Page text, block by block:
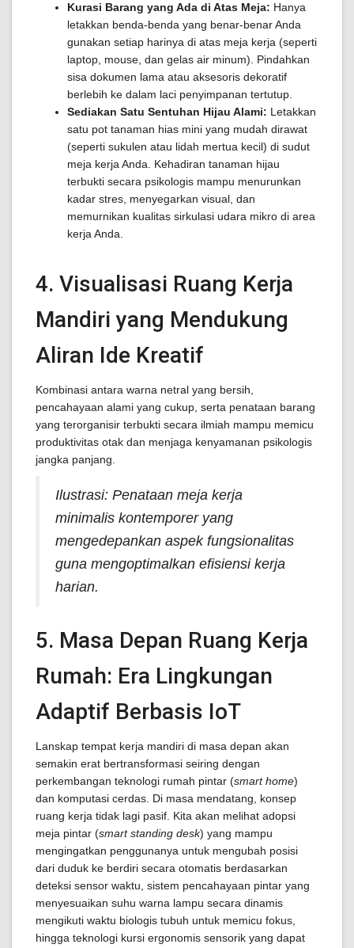
Kurasi Barang yang Ada di Atas Meja: Hanya
letakkan benda-benda yang benar-benar Anda
gunakan setiap harinya di atas meja kerja (seperti
laptop, mouse, dan gelas air minum). Pindahkan
sisa dokumen lama atau aksesoris dekoratif
berlebih ke dalam laci penyimpanan tertutup.
Sediakan Satu Sentuhan Hijau Alami: Letakkan
satu pot tanaman hias mini yang mudah dirawat
(seperti sukulen atau lidah mertua kecil) di sudut
meja kerja Anda. Kehadiran tanaman hijau
terbukti secara psikologis mampu menurunkan
kadar stres, menyegarkan visual, dan
memurnikan kualitas sirkulasi udara mikro di area
kerja Anda.
4. Visualisasi Ruang Kerja
Mandiri yang Mendukung
Aliran Ide Kreatif
Kombinasi antara warna netral yang bersih,
pencahayaan alami yang cukup, serta penataan barang
yang terorganisir terbukti secara ilmiah mampu memicu
produktivitas otak dan menjaga kenyamanan psikologis
jangka panjang.
Ilustrasi: Penataan meja kerja
minimalis kontemporer yang
mengedepankan aspek fungsionalitas
guna mengoptimalkan efisiensi kerja
harian.
5. Masa Depan Ruang Kerja
Rumah: Era Lingkungan
Adaptif Berbasis IoT
Lanskap tempat kerja mandiri di masa depan akan
semakin erat bertransformasi seiring dengan
perkembangan teknologi rumah pintar (smart home)
dan komputasi cerdas. Di masa mendatang, konsep
ruang kerja tidak lagi pasif. Kita akan melihat adopsi
meja pintar (smart standing desk) yang mampu
mengingatkan penggunanya untuk mengubah posisi
dari duduk ke berdiri secara otomatis berdasarkan
deteksi sensor waktu, sistem pencahayaan pintar yang
menyesuaikan suhu warna lampu secara dinamis
mengikuti waktu biologis tubuh untuk memicu fokus,
hingga teknologi kursi ergonomis sensorik yang dapat